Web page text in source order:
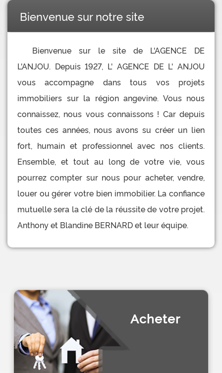
Bienvenue sur notre site
Bienvenue sur le site de L'AGENCE DE
L'ANJOU. Depuis 1927, L' AGENCE DE L' ANJOU
vous accompagne dans tous vos projets
immobiliers sur la région angevine. Vous nous
connaissez, nous vous connaissons ! Car depuis
toutes ces années, nous avons su créer un lien
fort, humain et professionnel avec nos clients.
Ensemble, et tout au long de votre vie, vous
pourrez compter sur nous pour acheter, vendre,
louer ou gérer votre bien immobilier. La confiance
mutuelle sera la clé de la réussite de votre projet.
Anthony et Blandine BERNARD et leur équipe.
Acheter